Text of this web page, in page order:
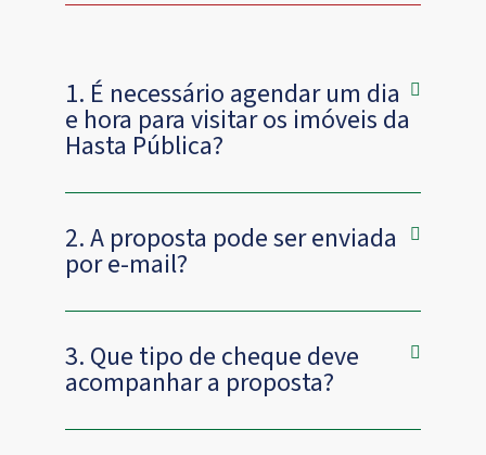
1. É necessário agendar um dia
e hora para visitar os imóveis da
Hasta Pública?
2. A proposta pode ser enviada
por e-mail?
3. Que tipo de cheque deve
acompanhar a proposta?